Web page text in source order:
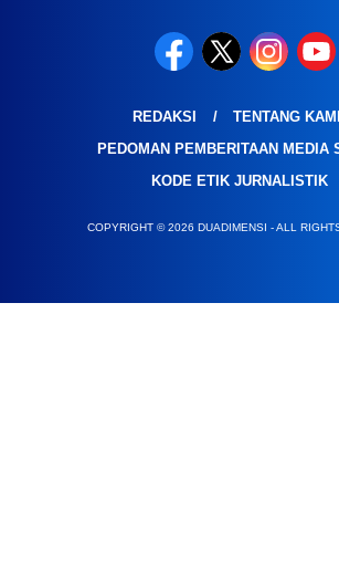
REDAKSI
TENTANG KAMI
PEDOMAN PEMBERITAAN MEDIA
KODE ETIK JURNALISTIK
COPYRIGHT © 2026 DUADIMENSI - ALL